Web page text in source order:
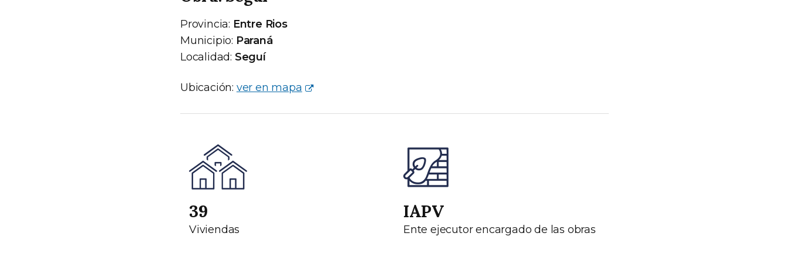
Provincia: Entre Rios
Municipio: Paraná
Localidad: Seguí
Ubicación: ver en mapa
39
Viviendas
IAPV
Ente ejecutor encargado de las obras